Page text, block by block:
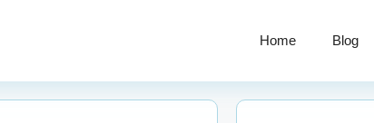
Home Blog